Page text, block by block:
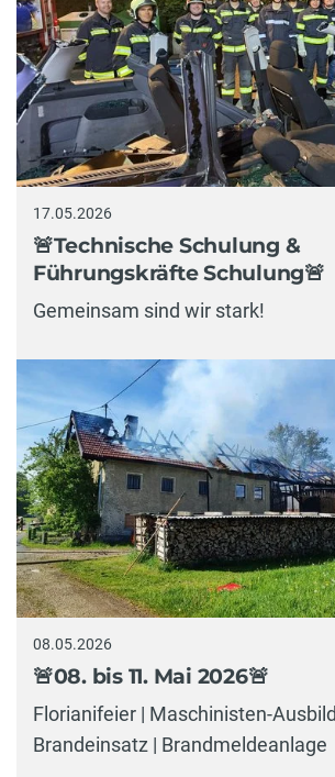
17.05.2026
🚨Technische Schulung &
Führungskräfte Schulung🚨
Gemeinsam sind wir stark!
08.05.2026
🚨08. bis 11. Mai 2026🚨
Florianifeier | Maschinisten-
Brandeinsatz | Brandmeldeanlage